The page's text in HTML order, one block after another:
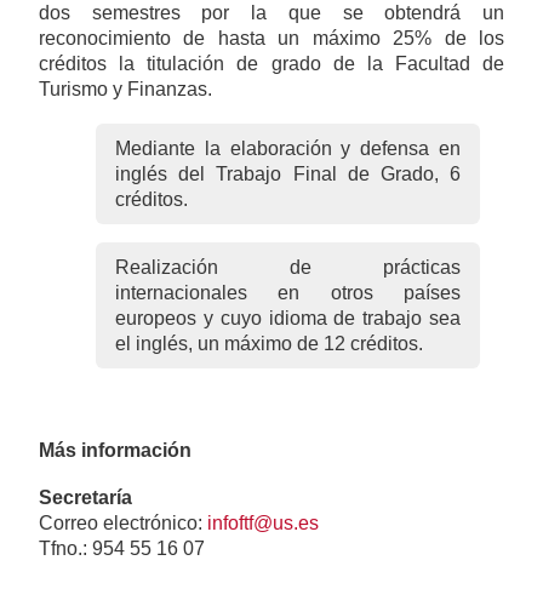
dos semestres por la que se obtendrá un
reconocimiento de hasta un máximo 25% de los
créditos la titulación de grado de la Facultad de
Turismo y Finanzas.
Mediante la elaboración y defensa en
inglés del Trabajo Final de Grado, 6
créditos.
Realización de prácticas
internacionales en otros países
europeos y cuyo idioma de trabajo sea
el inglés, un máximo de 12 créditos.
Más información
Secretaría
Correo electrónico: infoftf@us.es
Tfno.: 954 55 16 07